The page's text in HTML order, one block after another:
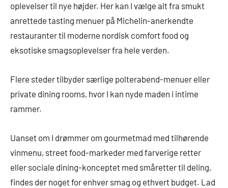
oplevelser til nye højder. Her kan I vælge alt fra smukt
anrettede tasting menuer på Michelin-anerkendte
restauranter til moderne nordisk comfort food og
eksotiske smagsoplevelser fra hele verden.
Flere steder tilbyder særlige polterabend-menuer eller
private dining rooms, hvor I kan nyde maden i intime
rammer.
Uanset om I drømmer om gourmetmad med tilhørende
vinmenu, street food-markeder med farverige retter
eller sociale dining-konceptet med småretter til deling,
findes der noget for enhver smag og ethvert budget. Lad